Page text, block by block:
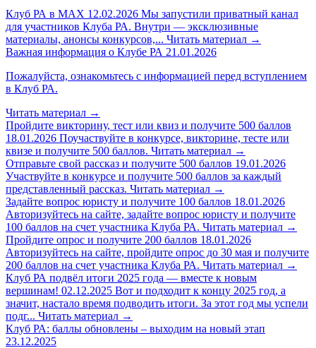
Клуб РА в MAX 12.02.2026 Мы запустили приватный канал
для участников Клуба РА. Внутри — эксклюзивные
материалы, анонсы конкурсов,... Читать материал →
Важная информация о Клубе РА 21.01.2026
Пожалуйста, ознакомьтесь с информацией перед вступлением
в Клуб РА.
Читать материал →
Пройдите викторину, тест или квиз и получите 500 баллов
18.01.2026 Поучаствуйте в конкурсе, викторине, тесте или
квизе и получите 500 баллов. Читать материал →
Отправьте свой рассказ и получите 500 баллов 19.01.2026
Участвуйте в конкурсе и получите 500 баллов за каждый
представленный рассказ. Читать материал →
Задайте вопрос юристу и получите 100 баллов 18.01.2026
Авторизуйтесь на сайте, задайте вопрос юристу и получите
100 баллов на счет участника Клуба РА. Читать материал →
Пройдите опрос и получите 200 баллов 18.01.2026
Авторизуйтесь на сайте, пройдите опрос до 30 мая и получите
200 баллов на счет участника Клуба РА. Читать материал →
Клуб РА подвёл итоги 2025 года — вместе к новым
вершинам! 02.12.2025 Вот и подходит к концу 2025 год, а
значит, настало время подводить итоги. За этот год мы успели
подг... Читать материал →
Клуб РА: баллы обновлены – выходим на новый этап
23.12.2025